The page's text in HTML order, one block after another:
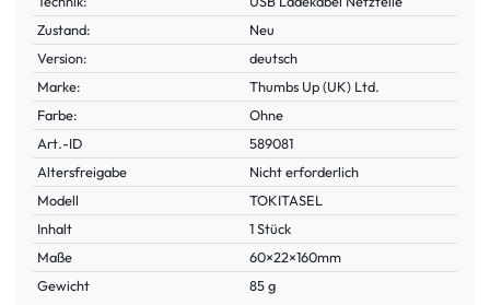
Zustand:
Neu
Version:
deutsch
Marke:
Thumbs Up (UK) Ltd.
Farbe:
Ohne
Technisches
Merkmal
Wert
Art.-ID
589081
Altersfreigabe
Nicht erforderlich
Modell
TOKITASEL
Inhalt
1 Stück
Maße
60×22×160mm
Gewicht
85 g